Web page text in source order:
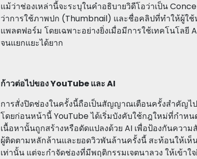
แม้ว่าช่องเหล่านี้จะระบุในคำอธิบายวิดีโอว่าเป็น
ว่าการใช้ภาพปก (Thumbnail) และชื่อคลิปที่ทำให้ผู้ใช้
แพลตฟอร์ม โดยเฉพาะอย่างยิ่งเมื่อมีการใช้เทคโนโลยี
จนแยกแยะได้ยาก
ก้าวต่อไปของ YouTube และ AI
การสั่งปิดช่องในครั้งนี้ถือเป็นสัญญาณเตือนครั้งสำคัญไ
โดยก่อนหน้านี้ YouTube ได้เริ่มบังคับใช้กฎใหม่ที่กำห
เนื้อหานั้นถูกสร้างหรือดัดแปลงด้วย AI เพื่อป้องกันควา
ผู้ติดตามหลักล้านและยอดวิวพันล้านครั้งนี้ สะท้อนให้เห็
เท่านั้น แต่จะกำจัดช่องที่มีพฤติกรรมเจตนาลวง ให้เข้า